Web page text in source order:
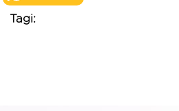
Tagi: